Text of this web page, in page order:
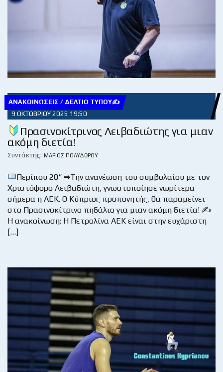
ΑΝΑΚΟΙΝΏΣΕΙΣ / ΔΕΛΤΊΟ ΤΎΠΟΥ✍
9 ΟΚΤΩΒΡΊΟΥ 2025 19:50
Πρασινοκίτρινος Λειβαδιώτης για μιαν
ακόμη διετία!
Συντάκτης: ΜΆΡΙΟΣ ΠΟΛΥΔΏΡΟΥ
Περίπου 20“ ➡Την ανανέωση του συμβολαίου με τον
Χριστόφορο Λειβαδιώτη, γνωστοποίησε νωρίτερα
σήμερα η ΑΕΚ. Ο Κύπριος προπονητής, θα παραμείνει
στο Πρασινοκίτρινο πηδάλιο για μιαν ακόμη διετία! ✍
Η ανακοίνωση: Η Πετρολίνα ΑΕΚ είναι στην ευχάριστη
[…]